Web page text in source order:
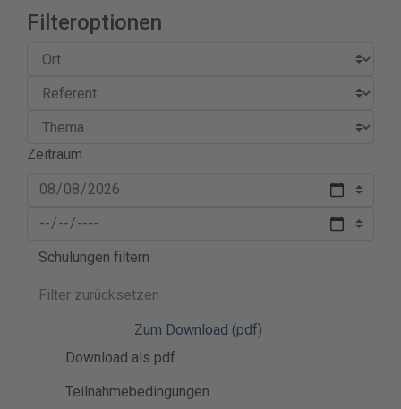
Filteroptionen
Zeitraum
Schulungen filtern
Filter zurücksetzen
Zum Download (pdf)
Download als pdf
Teilnahmebedingungen